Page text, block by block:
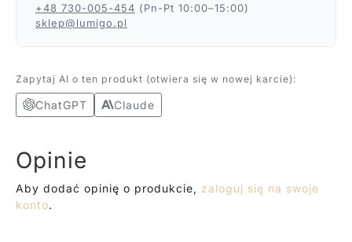
+48 730-005-454 (Pn-Pt 10:00–15:00)
sklep@lumigo.pl
Zapytaj AI o ten produkt (otwiera się w nowej karcie):
ChatGPT Claude
Opinie
Aby dodać opinię o produkcie, zaloguj się na swoje
konto.